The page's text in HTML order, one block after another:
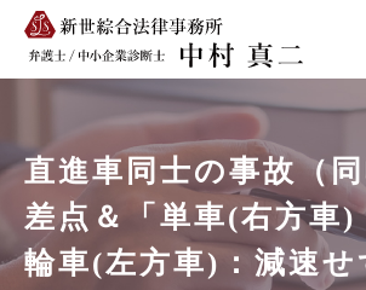
直進車同士の事故（
差点＆「単車(右方車)
輪車(左方車)：減速